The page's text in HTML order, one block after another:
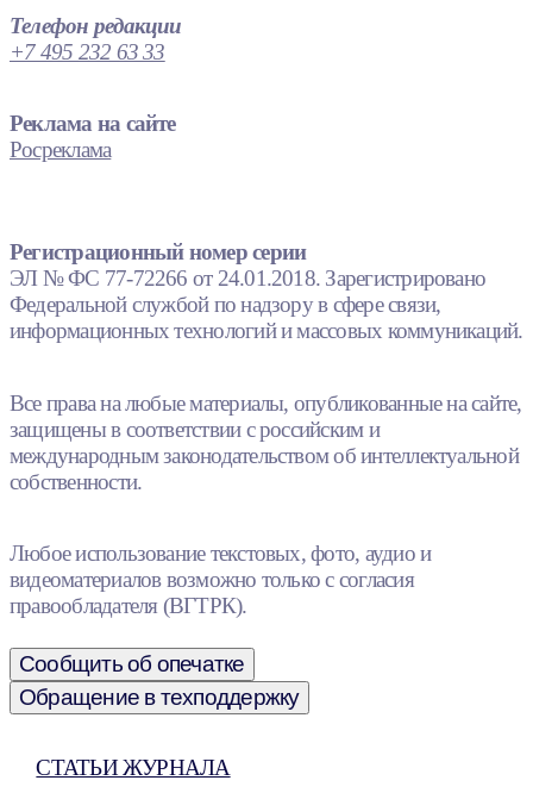
Телефон редакции
+7 495 232 63 33
Реклама на сайте
Росреклама
Регистрационный номер серии
ЭЛ № ФС 77-72266 от 24.01.2018. Зарегистрировано
Федеральной службой по надзору в сфере связи,
информационных технологий и массовых коммуникаций.
Все права на любые материалы, опубликованные на сайте,
защищены в соответствии с российским и
международным законодательством об интеллектуальной
собственности.
Любое использование текстовых, фото, аудио и
видеоматериалов возможно только с согласия
правообладателя (ВГТРК).
Сообщить об опечатке
Обращение в техподдержку
СТАТЬИ ЖУРНАЛА